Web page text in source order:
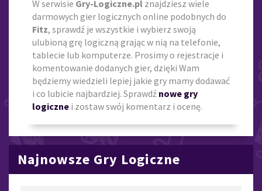
W serwisie Gry-Logiczne.pl znajdziesz wiele
darmowych gier logicznych online podobnych do
Fitz, sprawdź je wszystkie i wybierz swoją
ulubioną grę logiczną grając w nią na telefonie,
tablecie lub komputerze. Prosimy o rejestracje i
komentowanie dodanych gier, dzięki Wam
będziemy wiedzieli lepiej jakie gry mamy dodawać
i co lubicie najbardziej. Sprawdź nowe gry
logiczne i zostaw swój komentarz i ocenę.
Najnowsze Gry Logiczne